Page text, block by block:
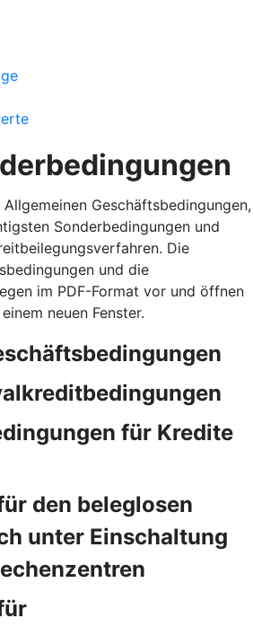
Geschäftsbedingungen,
Sonderbedingungen und
Die
und die
im PDF-Format vor und öffnen
neuen Fenster.
für Kredite
den beleglosen
unter Einschaltung